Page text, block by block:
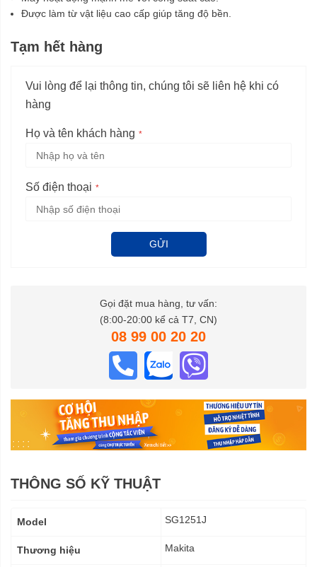
Được làm từ vật liệu cao cấp giúp tăng độ bền.
Tạm hết hàng
Vui lòng để lại thông tin, chúng tôi sẽ liên hệ khi có
hàng
Họ và tên khách hàng
Số điện thoại
GỬI
Gọi đặt mua hàng, tư vấn:
(8:00-20:00 kể cả T7, CN)
08 99 00 20 20
THÔNG SỐ KỸ THUẬT
kỹ
Model SG1251J
Thương hiệu Makita